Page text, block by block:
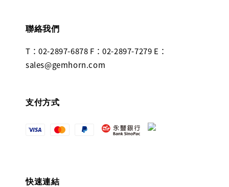
聯絡我們
T：02-2897-6878 F：02-2897-7279 E：
sales@gemhorn.com
支付方式
快速連結